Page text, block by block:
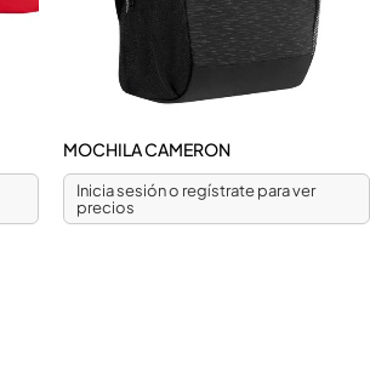
MOCHILA CAMERON
Inicia sesión o regístrate para ver
precios